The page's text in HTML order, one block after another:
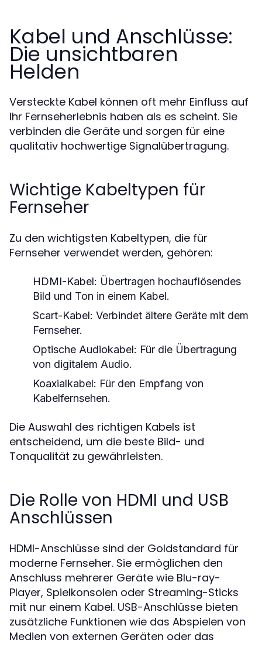
Kabel und Anschlüsse:
Die unsichtbaren
Helden
Versteckte Kabel können oft mehr Einfluss auf
Ihr Fernseherlebnis haben als es scheint. Sie
verbinden die Geräte und sorgen für eine
qualitativ hochwertige Signalübertragung.
Wichtige Kabeltypen für
Fernseher
Zu den wichtigsten Kabeltypen, die für
Fernseher verwendet werden, gehören:
HDMI-Kabel: Übertragen hochauflösendes
Bild und Ton in einem Kabel.
Scart-Kabel: Verbindet ältere Geräte mit dem
Fernseher.
Optische Audiokabel: Für die Übertragung
von digitalem Audio.
Koaxialkabel: Für den Empfang von
Kabelfernsehen.
Die Auswahl des richtigen Kabels ist
entscheidend, um die beste Bild- und
Tonqualität zu gewährleisten.
Die Rolle von HDMI und USB
Anschlüssen
HDMI-Anschlüsse sind der Goldstandard für
moderne Fernseher. Sie ermöglichen den
Anschluss mehrerer Geräte wie Blu-ray-
Player, Spielkonsolen oder Streaming-Sticks
mit nur einem Kabel. USB-Anschlüsse bieten
zusätzliche Funktionen wie das Abspielen von
Medien von externen Geräten oder das